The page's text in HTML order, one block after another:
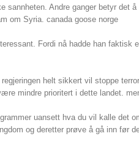
Andre ganger betyr det
om Syria. canada goose norge
Fordi nå hadde han faktisk
helt sikkert vil stoppe
mindre prioritert i dette landet.
uansett hva du vil kalle det
og deretter prøve å gå inn